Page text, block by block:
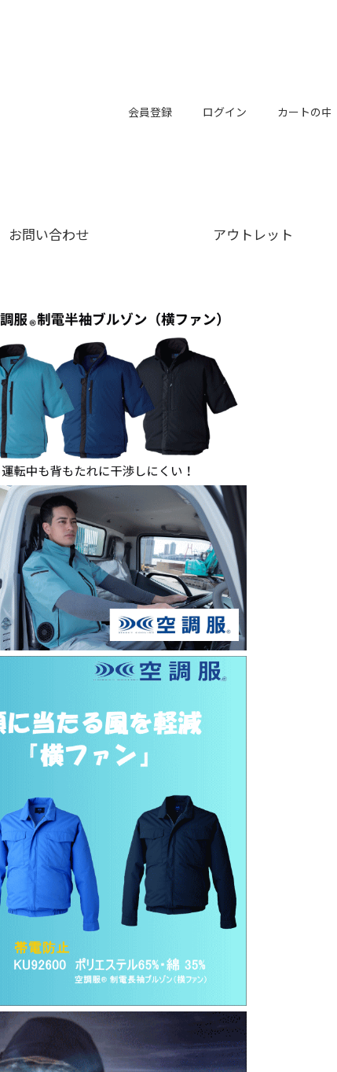
会員登録 ログイン カートの中
お問い合わせ アウトレット